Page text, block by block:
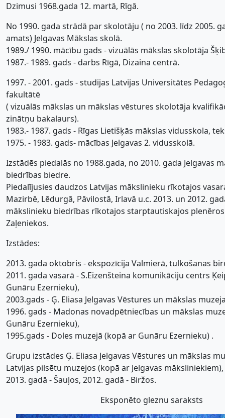
Dzimusi 1968.gada 12. martā, Rīgā.
No 1990. gada strādā par skolotāju ( no 2003. līdz 2005.
amats) Jelgavas Mākslas skolā.
1989./ 1990. mācību gads - vizuālās mākslas skolotāja
1987.- 1989. gads - darbs Rīgā, Dizaina centrā.
1997. - 2001. gads - studijas Latvijas Universitātes
fakultātē
( vizuālās mākslas un mākslas vēstures skolotāja
zinātņu bakalaurs).
1983.- 1987. gads - Rīgas Lietišķās mākslas vidusskola,
1975. - 1983. gads- mācības Jelgavas 2. vidusskolā.
Izstādēs piedalās no 1988.gada, no 2010. gada Jelgavas
biedrības biedre.
Piedalījusies daudzos Latvijas mākslinieku rīkotajos
Mazirbē, Lēdurgā, Pāvilostā, Irlavā u.c. 2013. un 2012.
mākslinieku biedrības rīkotajos starptautiskajos
Zaļeniekos.
Izstādes:
2013. gada oktobris - ekspozīcija Valmierā, tulkošanas
2011. gada vasarā - S.Eizenšteina komunikāciju centrs
Gunāru Ezernieku),
2003.gads - Ģ. Eliasa Jelgavas Vēstures un mākslas
1996. gads - Madonas novadpētniecības un mākslas
Gunāru Ezernieku),
1995.gads - Doles muzejā (kopā ar Gunāru Ezernieku) .
Grupu izstādes Ģ. Eliasa Jelgavas Vēstures un mākslas
Latvijas pilsētu muzejos (kopā ar Jelgavas māksliniekiem),
2013. gadā - Šauļos, 2012. gadā - Biržos.
Eksponēto gleznu saraksts